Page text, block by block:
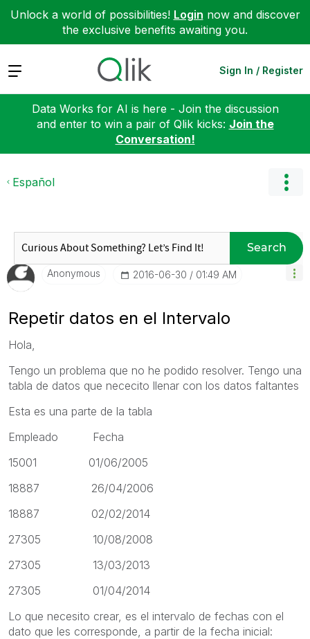
Unlock a world of possibilities! Login now and discover
the exclusive benefits awaiting you.
Expand Sign In / Register
Data Works for AI is here - Join the discussion
and enter to win a pair of Qlik kicks: Join the
Conversation!
Español
Search
Anonymous ‎2016-06-30 01:49 AM
Repetir datos en el Intervalo
Hola,
Tengo un problema que no he podido resolver. Tengo una
tabla de datos que nececito llenar con los datos faltantes
Esta es una parte de la tabla
Empleado Fecha
15001 01/06/2005
18887 26/04/2006
18887 02/02/2014
27305 10/08/2008
27305 13/03/2013
27305 01/04/2014
Lo que necesito crear, es el intervalo de fechas con el
dato que les corresponde, a partir de la fecha inicial: